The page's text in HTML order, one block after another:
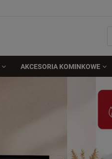
AKCESORIA KOMINKOWE